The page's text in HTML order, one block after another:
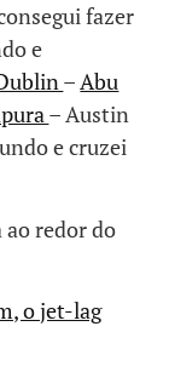
fazer
e
–Abu
– Austin
e cruzei
ao redor do
o jet-lag